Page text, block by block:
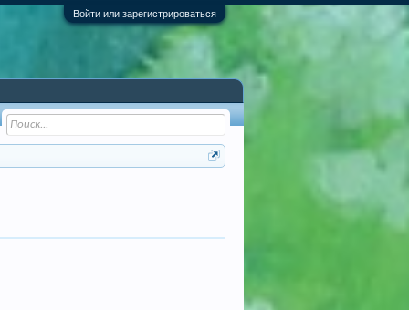
Войти или зарегистрироваться